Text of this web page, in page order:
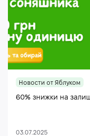
Новости от Яблуком
60% знижки на
03.07.2025